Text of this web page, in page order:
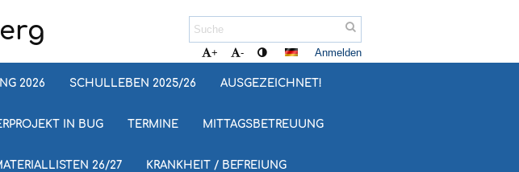
+ - Anmelden
2026 SCHULLEBEN 2025/26 AUSGEZEICHNET!
IN BUG TERMINE MITTAGSBETREUUNG
26/27 KRANKHEIT / BEFREIUNG